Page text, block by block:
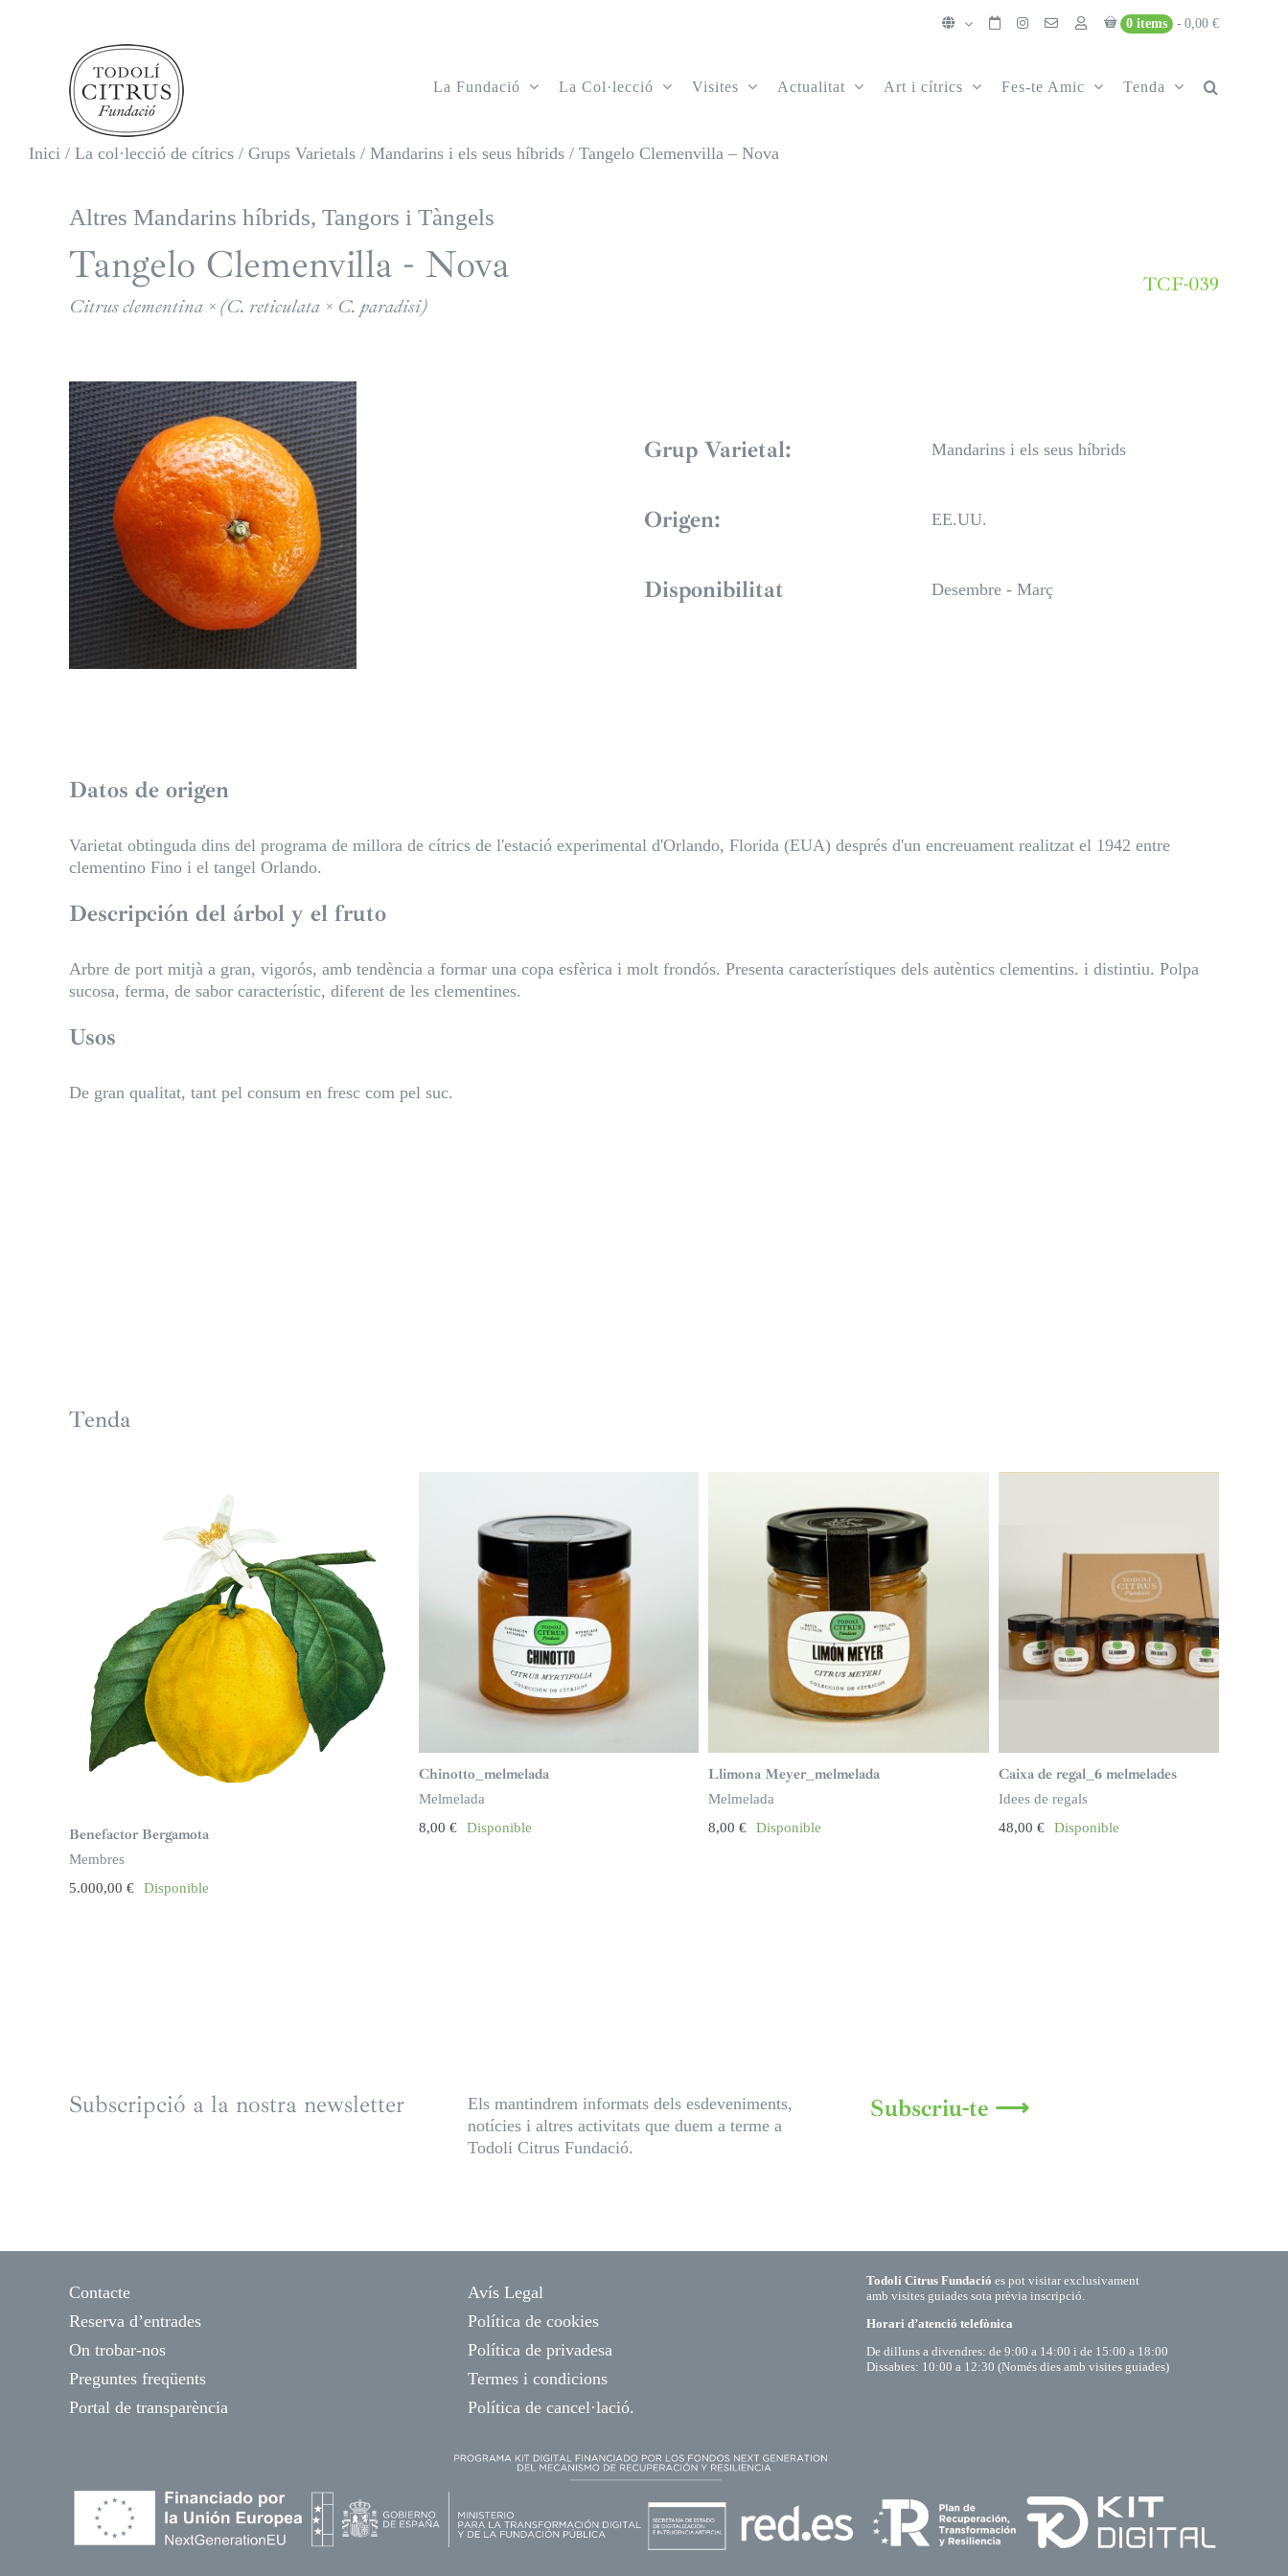
0 items 0,00 €
La Fundació La Col·lecció Visites Actualitat Art i cítrics Fes-te Amic Tenda
Inici / La col·lecció de cítrics / Grups Varietals / Mandarins i els seus híbrids / Tangelo Clemenvilla – Nova
Altres Mandarins híbrids, Tangors i Tàngels
Tangelo Clemenvilla - Nova
Citrus clementina × (C. reticulata × C. paradisi)
TCF-039
Grup Varietal: Mandarins i els seus híbrids
Origen: EE.UU.
Disponibilitat Desembre - Març
Datos de origen
Varietat obtinguda dins del programa de millora de cítrics de l'estació experimental d'Orlando, Florida (EUA) després d'un encreuament realitzat el 1942 entre
clementino Fino i el tangel Orlando.
Descripción del árbol y el fruto
Arbre de port mitjà a gran, vigorós, amb tendència a formar una copa esfèrica i molt frondós. Presenta característiques dels autèntics clementins. i distintiu. Polpa
sucosa, ferma, de sabor característic, diferent de les clementines.
Usos
De gran qualitat, tant pel consum en fresc com pel suc.
Tenda
Benefactor Bergamota
Membres
5.000,00 € Disponible
Chinotto_melmelada
Melmelada
8,00 € Disponible
Llimona Meyer_melmelada
Melmelada
8,00€ Disponible
Caixa de regal_6 melmelades
Idees de regals
48,00 € Disponible
Subscripció a la nostra newsletter
Els mantindrem informats dels esdeveniments,
notícies i altres activitats que duem a terme a
Todoli Citrus Fundació.
Subscriu-te ⟶
Contacte
Reserva d’entrades
On trobar-nos
Preguntes freqüents
Portal de transparència
Avís Legal
Política de cookies
Política de privadesa
Termes i condicions
Política de cancel·lació.
Todolí Citrus Fundació es pot visitar exclusivament
amb visites guiades sota prèvia inscripció.
Horari d’atenció telefònica
De dilluns a divendres: de 9:00 a 14:00 i de 15:00 a 18:00
Dissabtes: 10:00 a 12:30 (Només dies amb visites guiades)